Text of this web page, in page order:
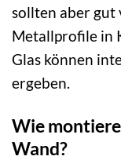
sollten aber gut
Metallprofile in
Glas können
ergeben.
Wie
Wand?